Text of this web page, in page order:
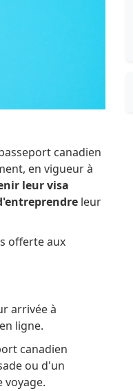
canadien
en vigueur à
leur visa
leur
offerte aux
arrivée à
ligne.
canadien
ou d'un
voyage.